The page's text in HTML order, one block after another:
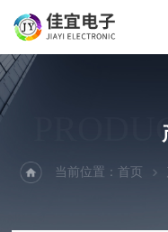
当前位置：首页